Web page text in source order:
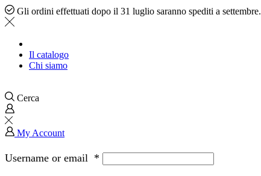
Gli ordini effettuati dopo il 31 luglio saranno spediti a settembre.
Il catalogo
Chi siamo
Cerca
My Account
Username or email *